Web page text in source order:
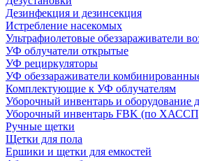
Дезинфекция и дезинсекция
Истребление насекомых
Ультрафиолетовые обеззараживатели
УФ облучатели открытые
УФ рециркуляторы
УФ обеззараживатели
Комплектующие к УФ облучателям
Уборочный инвентарь и оборудование
Уборочный инвентарь FBK (по
Ручные щетки
Щетки для пола
Ершики и щетки для емкостей